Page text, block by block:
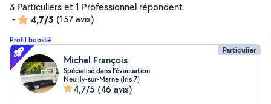
3 Particuliers et 1 Professionnel répondent
-
4,7/5 (157 avis)
Profil boosté
Particulier
Michel François
Spécialisé dans l’évacuation
Neuilly-sur-Marne (Iris 7)
4,7/5 (46 avis)